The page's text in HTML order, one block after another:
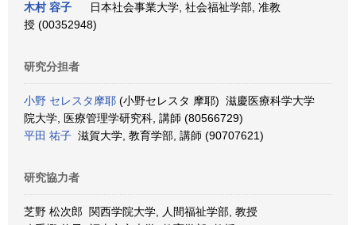
木村 容子
日本社会事業大学, 社会福祉学部, 准教
授 (00352948)
研究分担者
小野 セレスタ摩耶 (小野セレスタ 摩耶) 滋慶医療科学大学
院大学, 医療管理学研究科, 講師 (80566729)
平田 祐子 滋賀大学, 教育学部, 講師 (90707621)
研究協力者
芝野 松次郎 関西学院大学, 人間福祉学部, 教授